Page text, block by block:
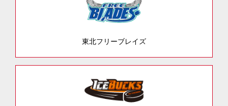
東北フリーブレイズ